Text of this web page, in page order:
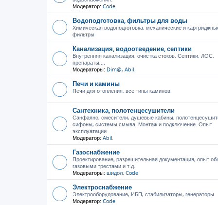
Модератор: Code
Водоподготовка, фильтры для воды
Химическая водоподготовка, механические и
фильтры
Канализация, водоотведение, септики
Внутренняя канализация, очистка стоков. Септики, ЛОС,
препараты,...
Модераторы: Dim@, Abil
Печи и камины
Печи для отопления, все типы каминов.
Сантехника, полотенцесушители
Санфаянс, смесители, душевые кабины,
сифоны, системы смыва. Монтаж и подключение. Опыт
эксплуатации
Модератор: Abil
Газоснабжение
Проектирование, разрешительная документация, опыт
газовыми трестами и т.д.
Модераторы: шидол, Code
Электроснабжение
Электрооборудование, ИБП, стабилизаторы, генераторы
Модератор: Code